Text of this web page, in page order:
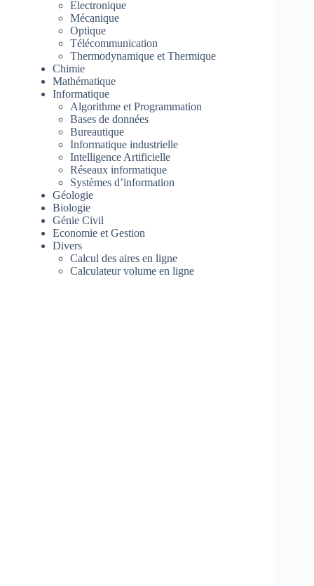
Electronique
Mécanique
Optique
Télécommunication
Thermodynamique et Thermique
Chimie
Mathématique
Informatique
Algorithme et Programmation
Bases de données
Bureautique
Informatique industrielle
Intelligence Artificielle
Réseaux informatique
Systèmes d’information
Géologie
Biologie
Génie Civil
Economie et Gestion
Divers
Calcul des aires en ligne
Calculateur volume en ligne